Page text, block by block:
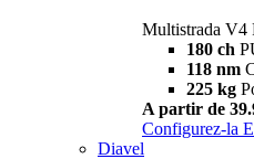
Multistrada V4
180 ch
118 nm
225 kg
A partir de
Configurez-la
Diavel